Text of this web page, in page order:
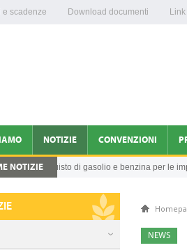
e scadenze Download documenti
VITERBO E RIETI
NOTIZIE
NEWS
NEWS CONFAGRICOLTURA
CONVENZIONI
NOTIZIE
per l'acquisto di gasolio e benzina per le
NEWS